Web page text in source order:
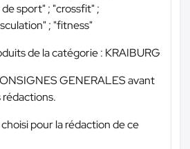
sport" ; "crossfit" ;
; "fitness"
de la catégorie : KRAIBURG
GENERALES avant
pour la rédaction de ce